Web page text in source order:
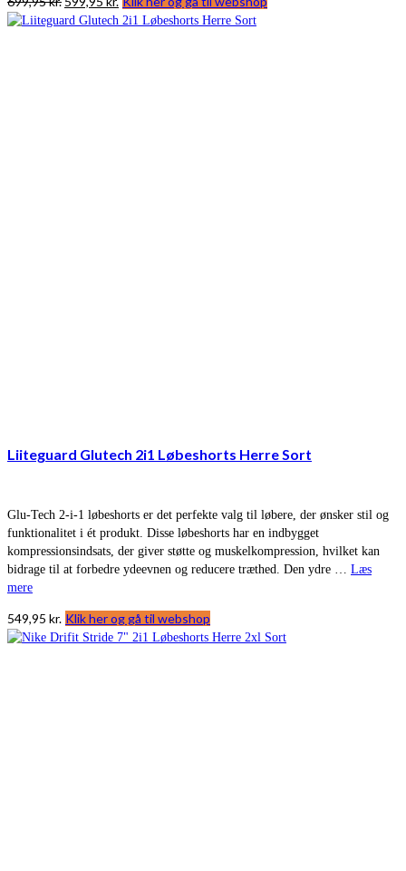
oprindeligeaktuelle
Liiteguard Glutech 2i1 Løbeshorts Herre Sort
Glu-Tech 2-i-1 løbeshorts er det perfekte valg til løbere, der ønsker stil og
funktionalitet i ét produkt. Disse løbeshorts har en indbygget
kompressionsindsats, der giver støtte og muskelkompression, hvilket kan
bidrage til at forbedre ydeevnen og reducere træthed. Den ydre … Læs
mere
549,95 kr. Klik her og gå til webshop